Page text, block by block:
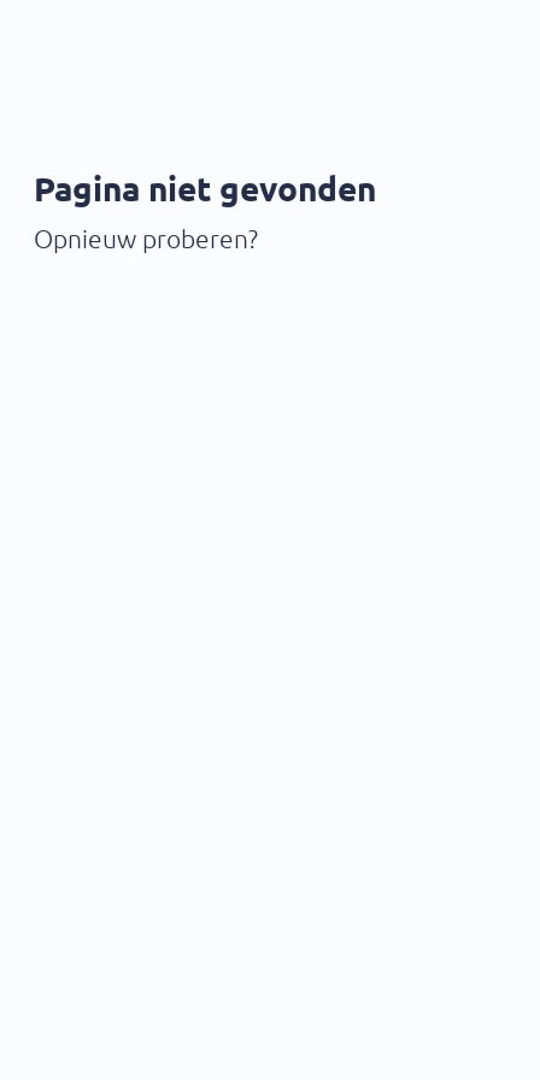
Pagina niet gevonden
Opnieuw proberen?